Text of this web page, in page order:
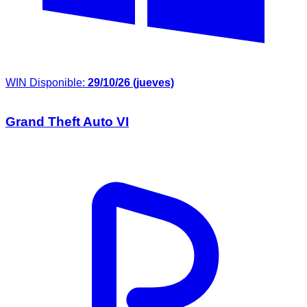
WIN Disponible: 29/10/26 (jueves)
Grand Theft Auto VI